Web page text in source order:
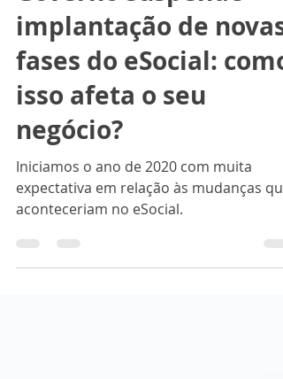
Governo suspende
implantação de novas
fases do eSocial: como
isso afeta o seu
negócio?
Iniciamos o ano de 2020 com muita
expectativa em relação às mudanças que
aconteceriam no eSocial.